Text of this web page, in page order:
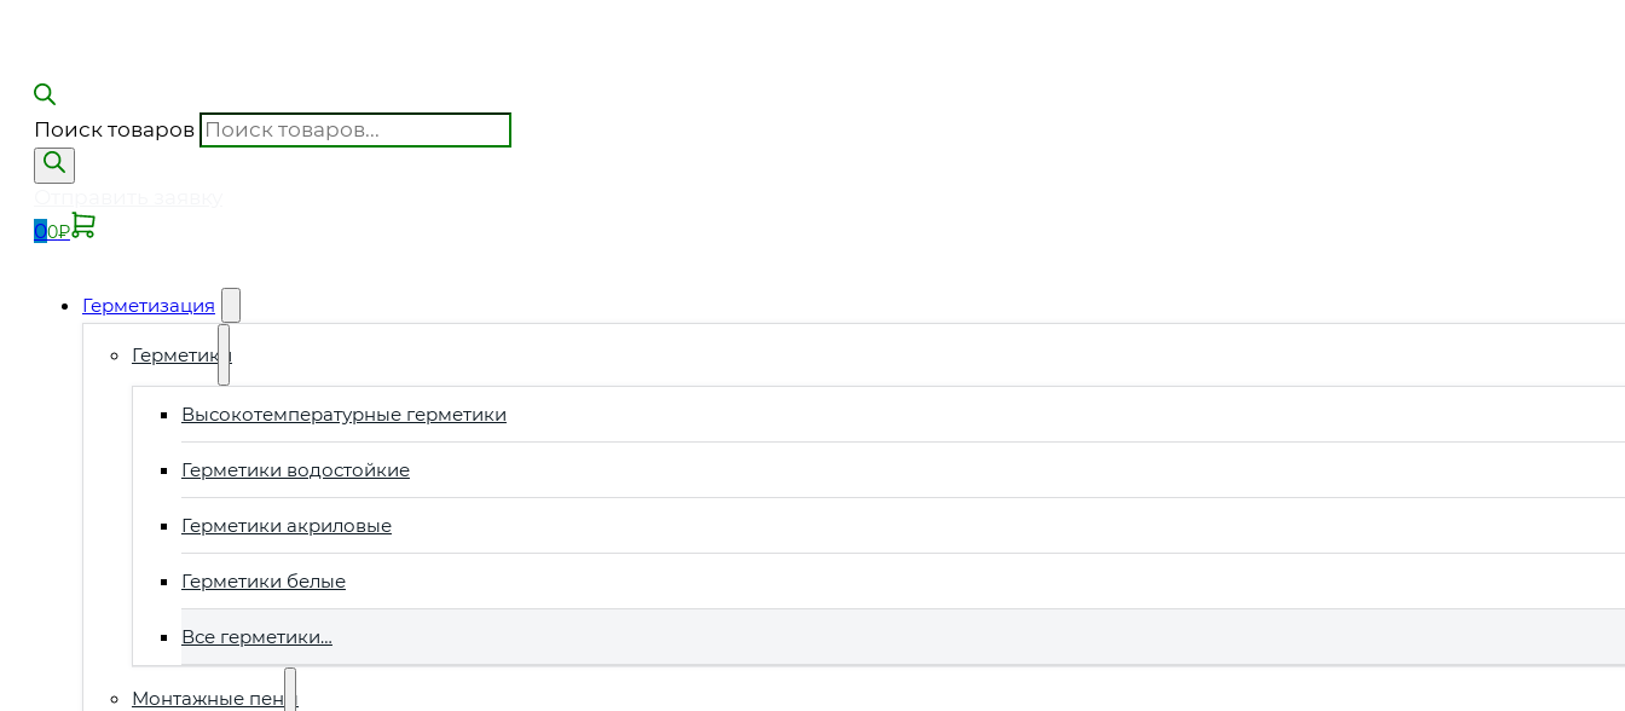
Поиск товаров
00₽
Герметизация
Герметики
Высокотемпературные герметики
Герметики водостойкие
Герметики акриловые
Герметики белые
Все герметики…
Монтажные пены